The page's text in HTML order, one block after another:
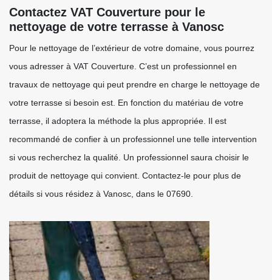
Contactez VAT Couverture pour le
nettoyage de votre terrasse à Vanosc
Pour le nettoyage de l’extérieur de votre domaine, vous pourrez
vous adresser à VAT Couverture. C’est un professionnel en
travaux de nettoyage qui peut prendre en charge le nettoyage de
votre terrasse si besoin est. En fonction du matériau de votre
terrasse, il adoptera la méthode la plus appropriée. Il est
recommandé de confier à un professionnel une telle intervention
si vous recherchez la qualité. Un professionnel saura choisir le
produit de nettoyage qui convient. Contactez-le pour plus de
détails si vous résidez à Vanosc, dans le 07690.